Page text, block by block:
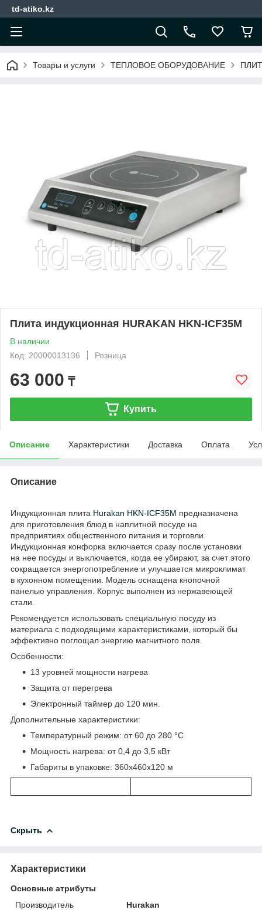
td-atiko.kz
Товары и услуги ТЕПЛОВОЕ ОБОРУДОВАНИЕ
Плита индукционная HURAKAN HKN-ICF35M
В наличии
Код: 20000013136
Розница
63 000 ₸
Купить
Описание Характеристики Доставка Оплата
Описание
Индукционная плита Hurakan HKN-ICF35M предназначена
для приготовления блюд в наплитной посуде на
предприятиях общественного питания и торговли.
Индукционная конфорка включается сразу после установки
на нее посуды и выключается, когда ее убирают, за счет этого
сокращается энергопотребление и улучшается микроклимат
в кухонном помещении. Модель оснащена кнопочной
панелью управления. Корпус выполнен из нержавеющей
стали.
Рекомендуется использовать специальную посуду из
материала с подходящими характеристиками, который бы
эффективно поглощал энергию магнитного поля.
Особенности:
13 уровней мощности нагрева
Защита от перегрева
Электронный таймер до 120 мин.
Дополнительные характеристики:
Температурный режим: от 60 до 280 °С
Мощность нагрева: от 0,4 до 3,5 кВт
Габариты в упаковке: 360х460х120 м
Скрыть
Характеристики
Основные атрибуты
Производитель
Hurakan